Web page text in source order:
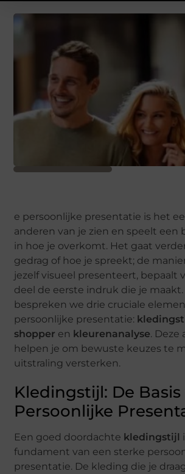
e persoonlijke presentatie is het
anderen van je zien en speelt een
in hoe je overkomt. Het gaat
gedrag of hoe je spreekt; de
jezelf visueel presenteert, bepaalt
deel de eerste indruk die je
bespreken we drie cruciale
persoonlijke presentatie:
shopper en kleurenanalyse. Deze
helpen je om bewuste keuzes te
uitstraling versterken.
Kledingstijl: De Basis
Persoonlijke
Een goed doordachte kledingstijl
fundament van een sterke
presentatie. De kleding die je